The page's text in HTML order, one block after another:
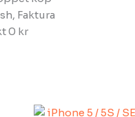
Faktura
0 kr